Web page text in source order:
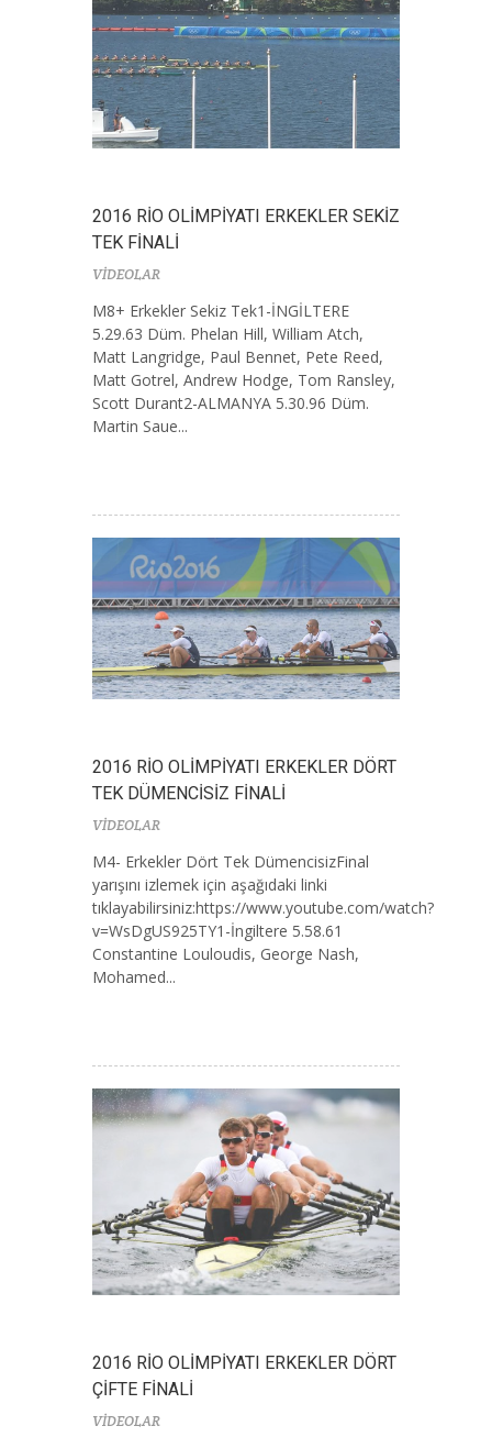
2016 RİO OLİMPİYATI ERKEKLER SEKİZ
TEK FİNALİ
VİDEOLAR
M8+ Erkekler Sekiz Tek1-İNGİLTERE
5.29.63 Düm. Phelan Hill, William Atch,
Matt Langridge, Paul Bennet, Pete Reed,
Matt Gotrel, Andrew Hodge, Tom Ransley,
Scott Durant2-ALMANYA 5.30.96 Düm.
Martin Saue...
2016 RİO OLİMPİYATI ERKEKLER DÖRT
TEK DÜMENCİSİZ FİNALİ
VİDEOLAR
M4- Erkekler Dört Tek DümencisizFinal
yarışını izlemek için aşağıdaki linki
tıklayabilirsiniz:https://www.youtube.com/watch?
v=WsDgUS925TY1-İngiltere 5.58.61
Constantine Louloudis, George Nash,
Mohamed...
2016 RİO OLİMPİYATI ERKEKLER DÖRT
ÇİFTE FİNALİ
VİDEOLAR